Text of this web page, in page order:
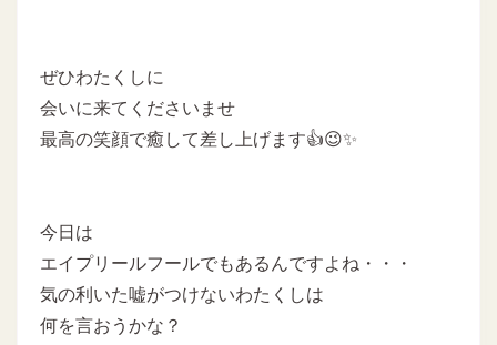
ぜひわたくしに
会いに来てくださいませ
最高の笑顔で癒して差し上げます👍😉✨
今日は
エイプリールフールでもあるんですよね・・・
気の利いた嘘がつけないわたくしは
何を言おうかな？